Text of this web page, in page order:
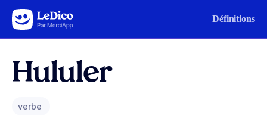
Aller au contenu Définitions
Hululer
verbe